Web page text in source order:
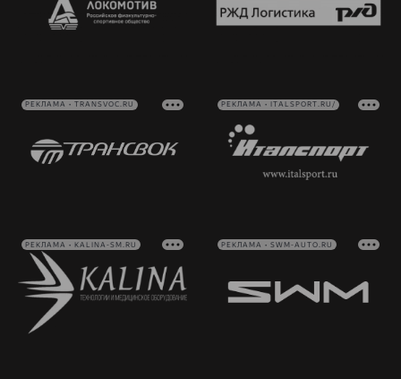
РЕКЛАМА • TRANSVOC.RU РЕКЛАМА • ITALSPORT.RU/
РЕКЛАМА • KALINA-SM.RU РЕКЛАМА • SWM-AUTO.RU